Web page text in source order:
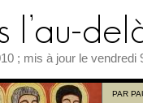
; mis à jour le vendredi
PAR